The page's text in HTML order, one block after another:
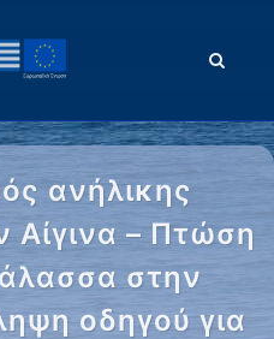
ανήλικης
Αίγινα – Πτώση
στην
οδηγού για